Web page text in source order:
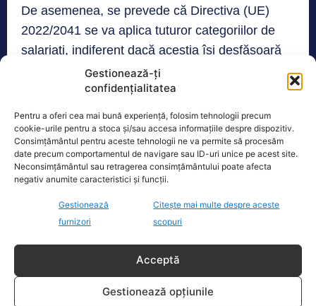
Gestionează-ți
confidențialitatea
Pentru a oferi cea mai bună experiență, folosim tehnologii precum
cookie-urile pentru a stoca și/sau accesa informațiile despre dispozitiv.
Consimțământul pentru aceste tehnologii ne va permite să procesăm
date precum comportamentul de navigare sau ID-uri unice pe acest site.
Neconsimțământul sau retragerea consimțământului poate afecta
negativ anumite caracteristici și funcții.
Gestionează
furnizori
Citește mai multe despre aceste
scopuri
Acceptă
Gestionează opțiunile
De asemenea, se prevede că Directiva (UE)
2022/2041 se va aplica tuturor categoriilor de
salariați, indiferent dacă aceștia își desfășoară
activitatea în baza unui raport de muncă, raport
de muncă cu caracter special (contract de
mandat, contract de management, contract de
activitate sportivă etc.) sau raport de serviciu.
Realitatea
Dronă doborâtă de un avion F‑16 în zona
Padina Buzău -…
F‑16 al Forțelor Aeriene Române, în zona Padina, în
județul[...]